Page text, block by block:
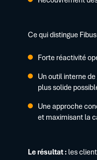
Ce qui distingue
Forte réactivité
Un outil interne
plus solide
Une approche
et maximisant la
Le résultat : les